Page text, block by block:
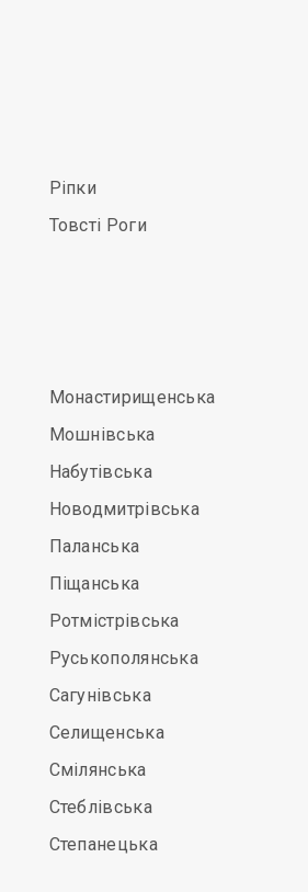
Ріпки
Товсті Роги
Монастирищенська
Мошнівська
Набутівська
Новодмитрівська
Паланська
Піщанська
Ротмістрівська
Руськополянська
Сагунівська
Селищенська
Смілянська
Стеблівська
Степанецька